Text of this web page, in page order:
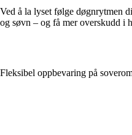
Ved å la lyset følge døgnrytmen
og søvn – og få mer overskudd i
Fleksibel oppbevaring på